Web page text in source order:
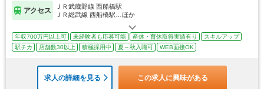
アクセス
ＪＲ武蔵野線 西船橋駅
ＪＲ総武線 西船橋駅…ほか
年収700万円以上可 未経験者も応募可能 産休・育休取得実績有り
スキルアップ
駅チカ
店舗数30以上 積極採用中 夏～秋入職可 WEB面接OK
求人の詳細を見る この求人に興味がある